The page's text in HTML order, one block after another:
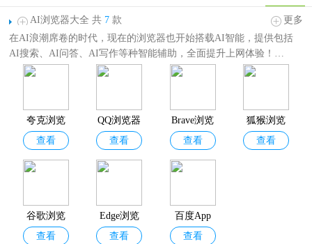
AI浏览器大全 共 7 款
更多
在AI浪潮席卷的时代，现在的浏览器也开始搭载AI智能，提供包括
AI搜索、AI问答、AI写作等种智能辅助，全面提升上网体验！
AI浏览器大全为
用户提供了各种内置AI大模型的手机浏览器，如：
合自己的AI浏览器下载体验！
夸克浏览
器手机版
查看
QQ浏览器
App
查看
Brave浏览
器
查看
狐猴浏览
器
查看
谷歌浏览
器App
查看
Edge浏览
器手机版
查看
百度App
查看